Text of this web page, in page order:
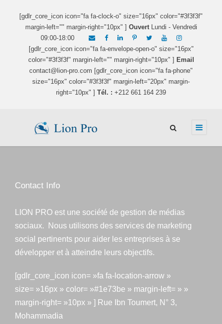
[gdlr_core_icon icon="fa fa-clock-o" size="16px" color="#3f3f3f"
margin-left="" margin-right="10px" ] OuvertLundi - Vendredi
09:00-18:00
[gdlr_core_icon icon="fa fa-envelope-open-o" size="16px"
color="#3f3f3f" margin-left="" margin-right="10px" ] Email
contact@lion-pro.com [gdlr_core_icon icon="fa fa-phone"
size="16px" color="#3f3f3f" margin-left="20px" margin-
right="10px" ] Tél. : +212 661 164 239
Contact Info
LION PRO est une société de gestion de médias
sociaux. Nous utilisons des services de marketing
social pertinents pour aider les entreprises à se
développer et à atteindre leurs objectifs.
[gdlr_core_icon icon= »fa fa-location-arrow »
size= »16px » color= »#1e73be » margin-left= » »
margin-right= »10px » ] Rue Ibn Toumert, N° 3,
Mohammadia